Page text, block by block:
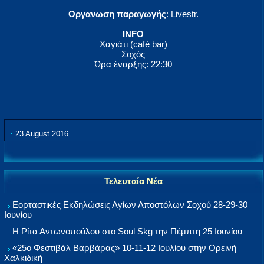
Οργανωση παραγωγής: Livestr.
INFO
Χαγιάτι (café bar)
Σοχός
Ώρα έναρξης: 22:30
23 August 2016
Τελευταία Νέα
Εορταστικές Εκδηλώσεις Αγίων Αποστόλων Σοχού 28-29-30
Ιουνίου
Η Ρίτα Αντωνοπούλου στο Soul Skg την Πέμπτη 25 Ιουνίου
«25ο Φεστιβάλ Βαρβάρας» 10-11-12 Ιουλίου στην Ορεινή
Χαλκιδική